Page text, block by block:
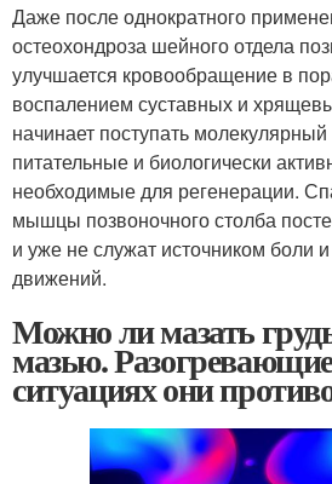
Даже после однократного
остеохондроза шейного отдела
улучшается кровообращение в
воспалением суставных и
начинает поступать
питательные и биологически
необходимые для регенерации.
мышцы позвоночного столба
и уже не служат источником боли
движений.
Можно ли мазать
мазью.
ситуациях они